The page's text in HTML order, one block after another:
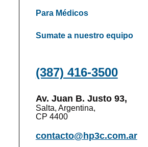
Para Médicos
Sumate a nuestro equipo
(387) 416-3500
Av. Juan B. Justo 93,
Salta, Argentina,
CP 4400
contacto@hp3c.com.ar